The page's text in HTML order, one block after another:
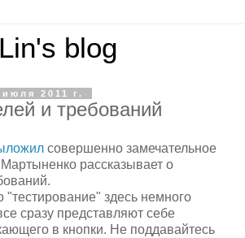
blog
2011 г.
и требований
совершенно замечательное
рассказывает о
"тестирование" здесь немного
сразу представляют себе
в кнопки. Не поддавайтесь